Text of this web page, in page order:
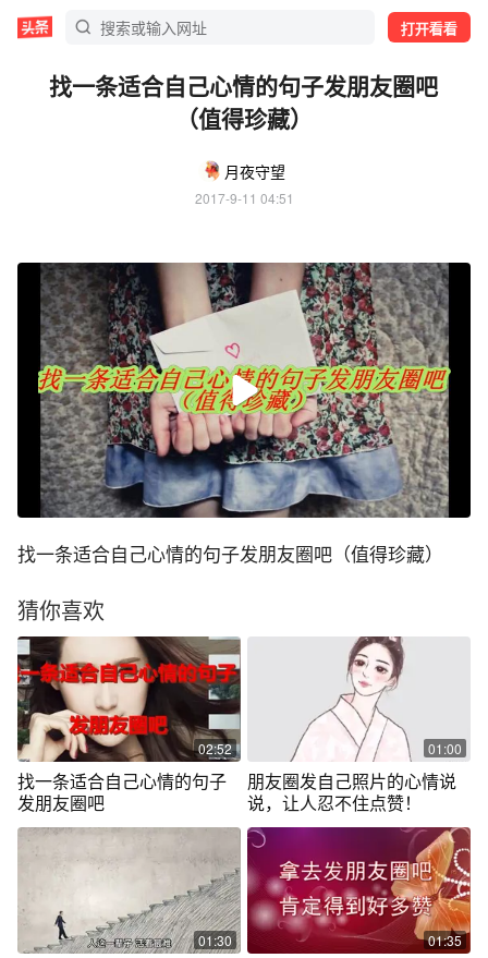
打开看看
找一条适合自己心情的句子发朋友圈吧
（值得珍藏）
月夜守望
2017-9-11 04:51
找一条适合自己心情的句子发朋友圈吧（值得珍藏）
猜你喜欢
02:52
找一条适合自己心情的句子
发朋友圈吧
01:00
朋友圈发自己照片的心情说
说，让人忍不住点赞！
01:30 01:35